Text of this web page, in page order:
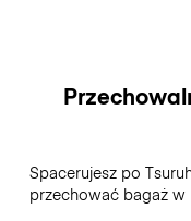
Spacerujesz po
przechować bagaż w